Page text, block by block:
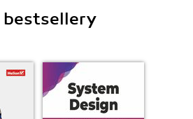
bestsellery